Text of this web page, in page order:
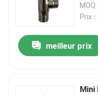
Au sujet de nous
Visite d'usine
Prix
meilleur prix
Mini